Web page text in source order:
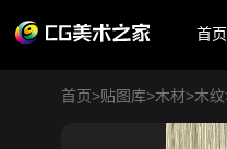
首页
首页>贴图库>木材>木纹